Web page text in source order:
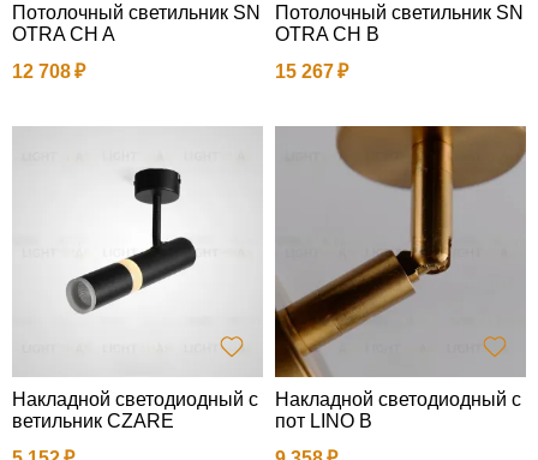
Потолочный светильник SN
OTRA CH A
12 708
Потолочный светильник SN
OTRA CH B
15 267
Накладной светодиодный с
ветильник CZARE
Накладной светодиодный с
пот LINO B